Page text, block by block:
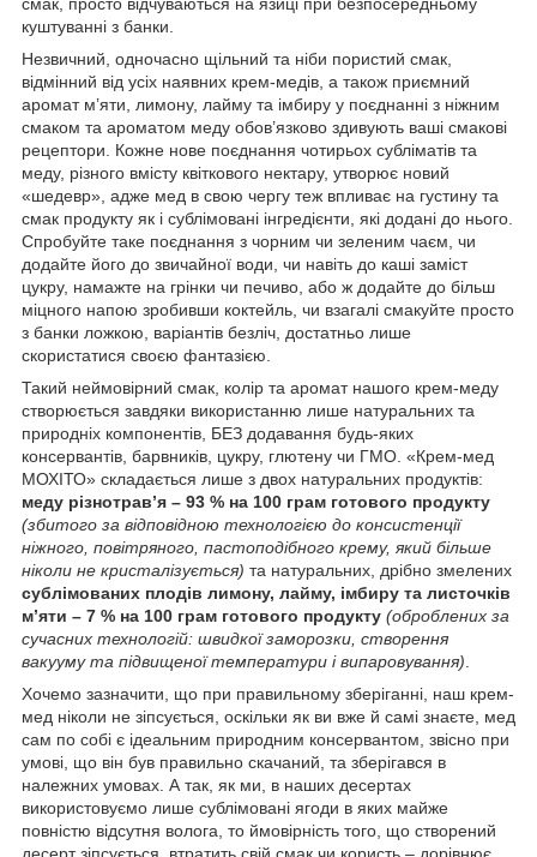
куштуванні з банки.
Незвичний, одночасно щільний та ніби пористий смак,
відмінний від усіх наявних крем-медів, а також приємний
аромат м’яти, лимону, лайму та імбиру у поєднанні з ніжним
смаком та ароматом меду обов’язково здивують ваші смакові
рецептори. Кожне нове поєднання чотирьох субліматів та
меду, різного вмісту квіткового нектару, утворює новий
«шедевр», адже мед в свою чергу теж впливає на густину та
смак продукту як і сублімовані інгредієнти, які додані до нього.
Спробуйте таке поєднання з чорним чи зеленим чаєм, чи
додайте його до звичайної води, чи навіть до каші заміст
цукру, намажте на грінки чи печиво, або ж додайте до більш
міцного напою зробивши коктейль, чи взагалі смакуйте просто
з банки ложкою, варіантів безліч, достатньо лише
скористатися своєю фантазією.
Такий неймовірний смак, колір та аромат нашого крем-меду
створюється завдяки використанню лише натуральних та
природніх компонентів, БЕЗ додавання будь-яких
консервантів, барвників, цукру, глютену чи ГМО. «Крем-мед
МОХІТО» складається лише з двох натуральних продуктів:
меду різнотрав’я – 93 % на 100 грам готового продукту
(збитого за відповідною технологією до консистенції
ніжного, повітряного, пастоподібного крему, який більше
ніколи не кристалізується) та натуральних, дрібно змелених
сублімованих плодів лимону, лайму, імбиру та листочків
м’яти – 7 % на 100 грам готового продукту (оброблених за
сучасних технологій: швидкої заморозки, створення
вакууму та підвищеної температури і випаровування)
Хочемо зазначити, що при правильному зберіганні, наш крем-
мед ніколи не зіпсується, оскільки як ви вже й самі знаєте, мед
сам по собі є ідеальним природним консервантом, звісно при
умові, що він був правильно скачаний, та зберігався в
належних умовах. А так, як ми, в наших десертах
використовуємо лише сублімовані ягоди в яких майже
повністю відсутня волога, то ймовірність того, що створений
десерт зіпсується, втратить свій смак чи користь – дорівнює